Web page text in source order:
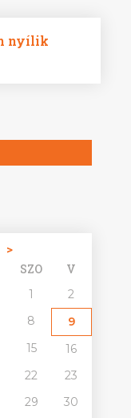
>
SZO V
1
2
8
9
15
16
22
23
29 30